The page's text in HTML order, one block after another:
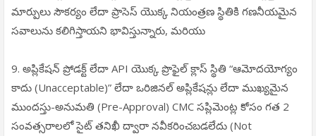
మార్పులు సౌకర్యం లేదా ప్రాసెస్ యొక్క నియంత్రణ స్థితికి గణనీయమైన
సవాలును కలిగిస్తాయని భావిస్తున్నారు, మరియు
9. అప్లికేషన్ ప్రోడక్ట్ లేదా API యొక్క ప్రొఫైల్ క్లాస్ స్థితి “ఆమోదయోగ్యం
కాదు (Unacceptable)” లేదా ఒరిజినల్ అప్లికేషన్లు లేదా ముఖ్యమైన
ముందస్తు-అనుమతి (Pre-Approval) CMC సప్లిమెంట్ల కోసం గత 2
సంవత్సరాలలో సైట్ తనిఖీ ద్వారా నవీకరించబడలేదు (Not